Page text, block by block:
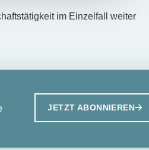
im Einzelfall weiter
JETZT ABONNIEREN